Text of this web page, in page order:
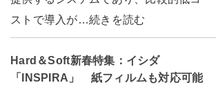
ストで導入が…続きを読む
Hard＆Soft新春特集：イシダ
「INSPIRA」 紙フィルムも対応可能